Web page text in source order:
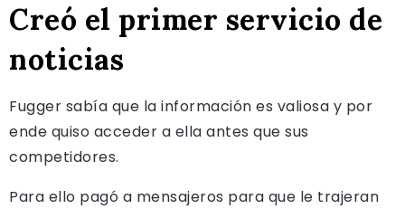
Creó el primer servicio de
noticias
Fugger sabía que la información es valiosa y por
ende quiso acceder a ella antes que sus
competidores.
Para ello pagó a mensajeros para que le trajeran